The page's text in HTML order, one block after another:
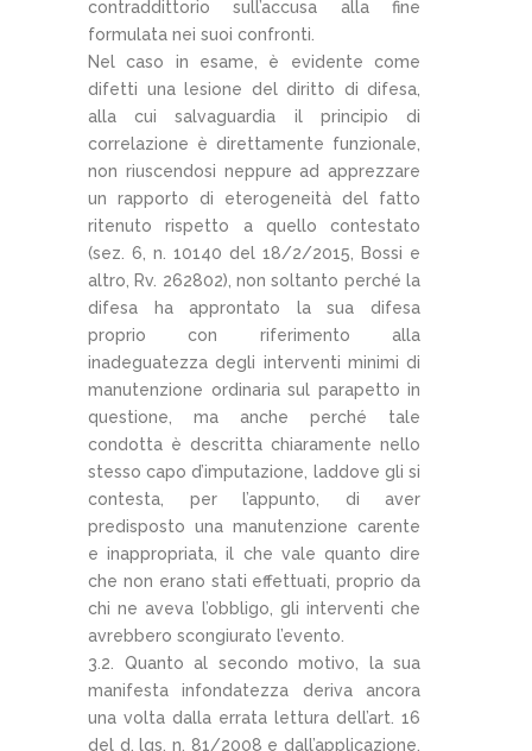
contraddittorio sull’accusa alla fine
formulata nei suoi confronti.
Nel caso in esame, è evidente come
difetti una lesione del diritto di difesa,
alla cui salvaguardia il principio di
correlazione è direttamente funzionale,
non riuscendosi neppure ad apprezzare
un rapporto di eterogeneità del fatto
ritenuto rispetto a quello contestato
(sez. 6, n. 10140 del 18/2/2015, Bossi e
altro, Rv. 262802), non soltanto perché la
difesa ha approntato la sua difesa
proprio con riferimento alla
inadeguatezza degli interventi minimi di
manutenzione ordinaria sul parapetto in
questione, ma anche perché tale
condotta è descritta chiaramente nello
stesso capo d’imputazione, laddove gli si
contesta, per l’appunto, di aver
predisposto una manutenzione carente
e inappropriata, il che vale quanto dire
che non erano stati effettuati, proprio da
chi ne aveva l’obbligo, gli interventi che
avrebbero scongiurato l’evento.
3.2. Quanto al secondo motivo, la sua
manifesta infondatezza deriva ancora
una volta dalla errata lettura dell’art. 16
del d. lgs. n. 81/2008 e dall’applicazione,